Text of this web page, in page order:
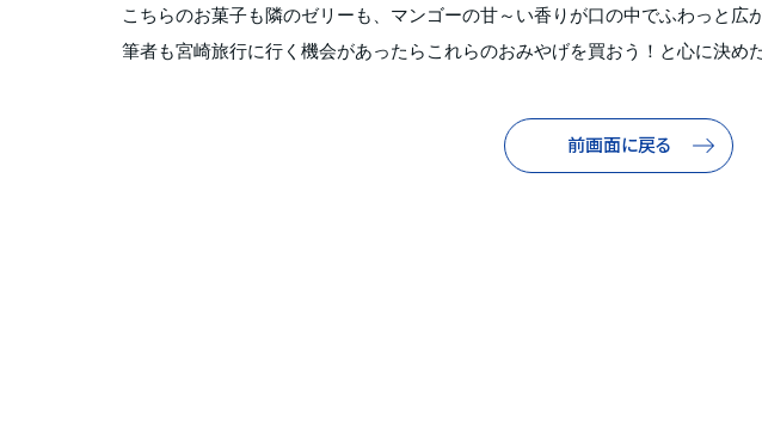
こちらのお菓子も隣のゼリーも、マンゴーの甘～い香りが口の中でふわっと広
筆者も宮崎旅行に行く機会があったらこれらのおみやげを買おう！と心に決めた
前画面に戻る